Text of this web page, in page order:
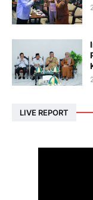
LIVE REPORT